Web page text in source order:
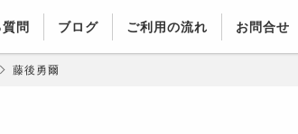
問 ブログ ご利用の流れ お問合せ
藤後勇爾